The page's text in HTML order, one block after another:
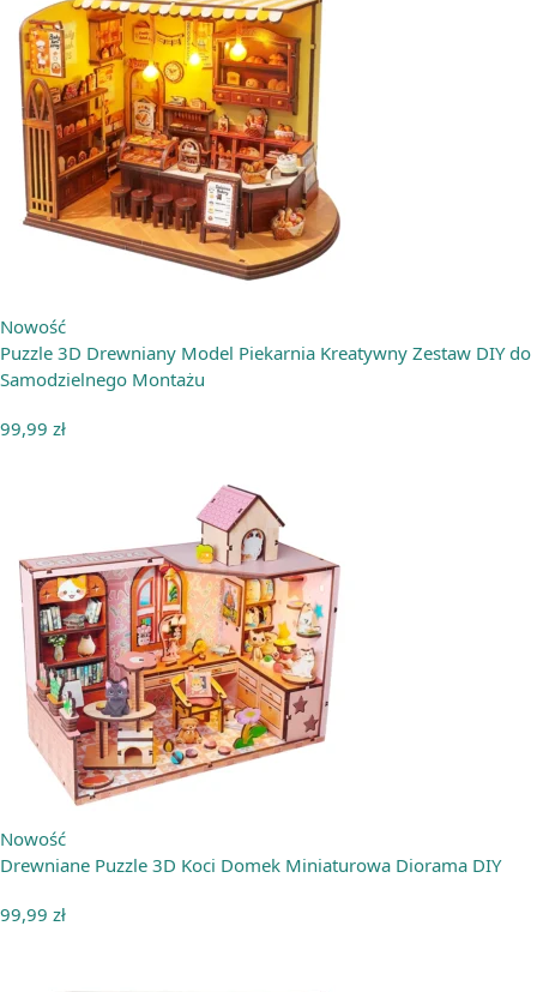
Nowość
Puzzle 3D Drewniany Model Piekarnia Kreatywny Zestaw DIY do
Samodzielnego Montażu
99,99 zł
Nowość
Drewniane Puzzle 3D Koci Domek Miniaturowa Diorama DIY
99,99 zł